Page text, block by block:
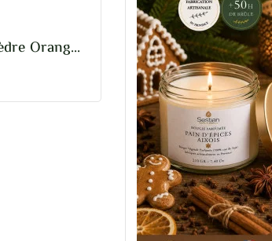
Orange